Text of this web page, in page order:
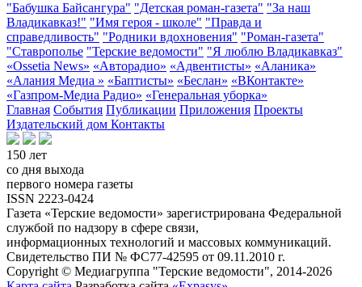
"Бабушка Байсангура" "Детская роман-газета" "За наш
Владикавказ!" "Имя героя - школе" "Правда и
справедливость" "Родники вдохновения" "Роман-газета"
"Ставрополье "Терские ведомости" "Я люблю Владикавказ"
«Ossetia News» «Авторадио» «Адвентисты» «Аланика»
«Алания Медиа » «Баптисты» «Беслан» «ВКонтакте»
«Газпром-Медиа Радио» «Генеральная уборка»
Главная События Публикации Приложения Проекты
Издательский дом Контакты
150 лет
со дня выхода
первого номера газеты
ISSN 2223-0424
Газета «Терские ведомости» зарегистрирована Федеральной
службой по надзору в сфере связи,
информационных технологий и массовых коммуникаций.
Свидетельство ПИ № ФС77-42595 от 09.11.2010 г.
Copyright © Медиагруппа "Терские ведомости", 2014-2026